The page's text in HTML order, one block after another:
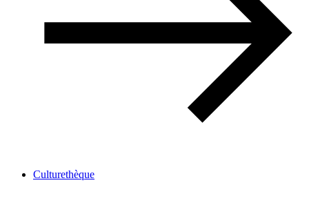
Culturethèque